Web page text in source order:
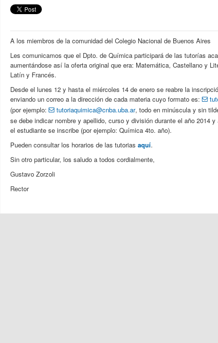
A los miembros de la comunidad del Colegio Nacional de Buenos Aires
Les comunicamos que el Dpto. de Química participará de las tutorías
aumentándose así la oferta original que era: Matemática, Castellano y
Latín y Francés.
Desde el lunes 12 y hasta el miércoles 14 de enero se reabre la
enviando un correo a la dirección de cada materia cuyo formato es:
(por ejemplo:
tutoriaquimica@cnba.uba.ar, todo en minúscula y sin
se debe indicar nombre y apellido, curso y división durante el año 2014
el estudiante se inscribe (por ejemplo: Química 4to. año).
Pueden consultar los horarios de las tutorias aquí.
Sin otro particular, los saludo a todos cordialmente,
Gustavo Zorzoli
Rector